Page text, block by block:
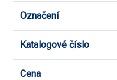
Označení
Katalogové číslo
Cena